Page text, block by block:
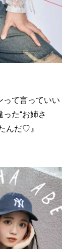
って言っていい
た“お姉さ
んだ♡』